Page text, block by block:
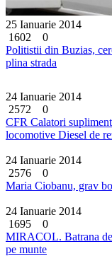
25 Ianuarie 2014
1602
0
Politistii din Buzias,
plina strada
24 Ianuarie 2014
2572
0
CFR Calatori
locomotive Diesel de
24 Ianuarie 2014
2576
0
Maria Ciobanu, grav
24 Ianuarie 2014
1695
0
MIRACOL. Batrana de
pe munte